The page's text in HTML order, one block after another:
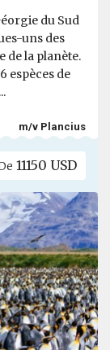
du Sud
uns des
de la planète.
espèces de
m/v Plancius
11150 USD